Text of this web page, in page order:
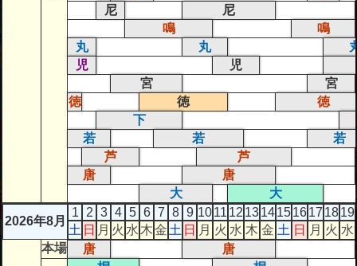
尼
尼
鳴
鳴
丸
丸
児
児
宮
宮
徳
徳
徳
下
若
若
若
芦
芦
唐
唐
大
大
2026年8月
1 2 3 4 5 6 7 8 9 1011 12 1314151617 1819
土 日 月 火 水 木金 土 日 月 火 水 木 金 土 日 月 火 水
本場 唐 唐